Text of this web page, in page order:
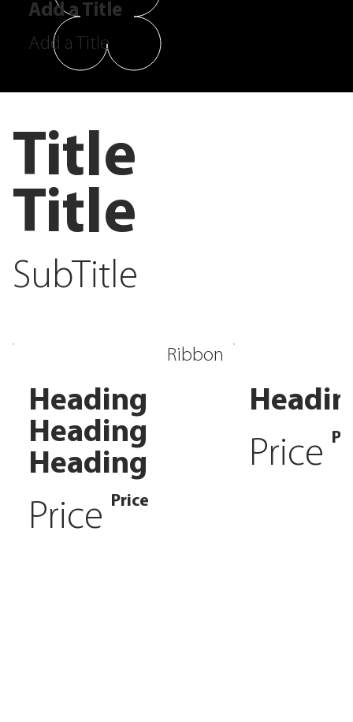
Add a Title
Add a Title
Title
Title
SubTitle
Ribbon
Heading
Heading
Heading
Price Price
Price